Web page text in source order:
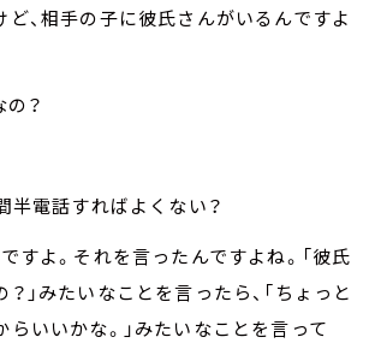
ど、相手の子に彼氏さんがいるんですよ
の？
半電話すればよくない？
すよ。それを言ったんですよね。「彼氏
」みたいなことを言ったら、「ちょっと
いいかな。」みたいなことを言って